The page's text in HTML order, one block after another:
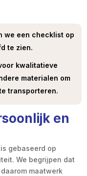
we een checklist op
te zien.
kwalitatieve
materialen om
transporteren.
en
gebaseerd op
We begrijpen dat
maatwerk